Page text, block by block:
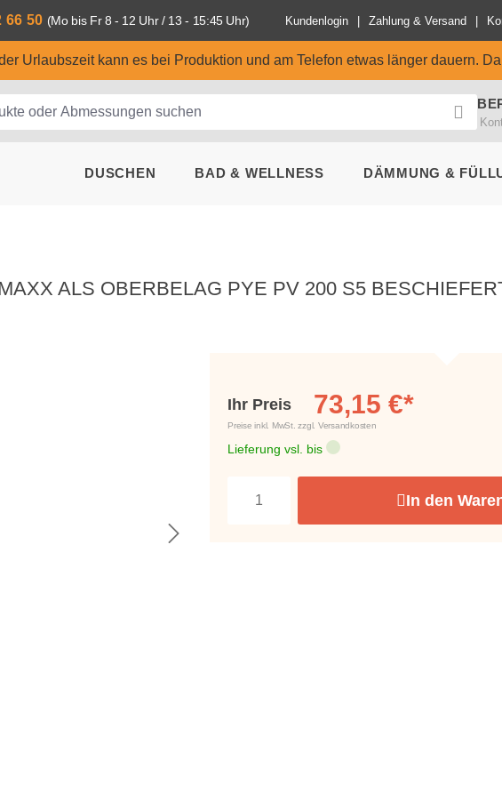
66 50 (Mo bis Fr 8 - 12 Uhr / 13 - 15:45 Uhr) Kundenlogin Zahlung & Versand
Urlaubszeit kann es bei Produktion und am Telefon etwas länger dauern.
DUSCHEN BAD & WELLNESS DÄMMUNG &
ALS OBERBELAG PYE PV 200 S5
Ihr Preis 73,15 €*
Preise inkl. MwSt. zzgl. Versandkosten
Lieferung vsl. bis
In den